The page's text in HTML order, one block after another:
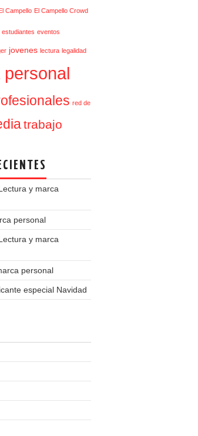
Campello El Campello Crowd
estudiantes eventos
jovenes lectura legalidad
personal
red de
trabajo
y marca
personal
y marca
personal
especial Navidad